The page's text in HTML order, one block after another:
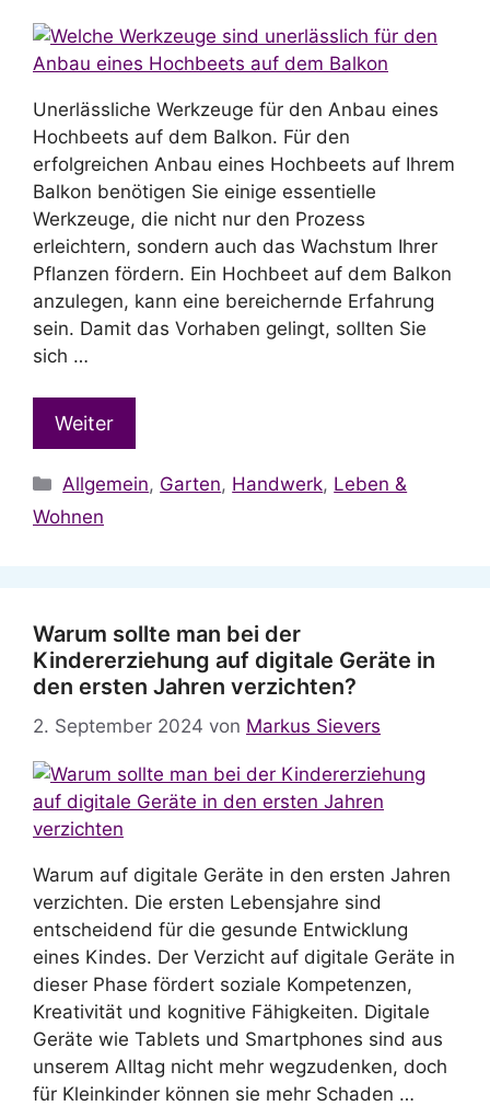
Unerlässliche Werkzeuge für den Anbau eines
Hochbeets auf dem Balkon. Für den
erfolgreichen Anbau eines Hochbeets auf Ihrem
Balkon benötigen Sie einige essentielle
Werkzeuge, die nicht nur den Prozess
erleichtern, sondern auch das Wachstum Ihrer
Pflanzen fördern. Ein Hochbeet auf dem Balkon
anzulegen, kann eine bereichernde Erfahrung
sein. Damit das Vorhaben gelingt, sollten Sie
sich …
Weiter
Kategorien
Allgemein, Garten, Handwerk, Leben &
Wohnen
Warum sollte man bei der
Kindererziehung auf digitale Geräte in
den ersten Jahren verzichten?
2. September 2024 von Markus Sievers
Warum auf digitale Geräte in den ersten Jahren
verzichten. Die ersten Lebensjahre sind
entscheidend für die gesunde Entwicklung
eines Kindes. Der Verzicht auf digitale Geräte in
dieser Phase fördert soziale Kompetenzen,
Kreativität und kognitive Fähigkeiten. Digitale
Geräte wie Tablets und Smartphones sind aus
unserem Alltag nicht mehr wegzudenken, doch
für Kleinkinder können sie mehr Schaden …